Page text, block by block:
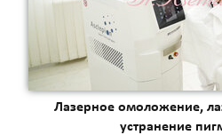
Лазерное омоложение,
устранение